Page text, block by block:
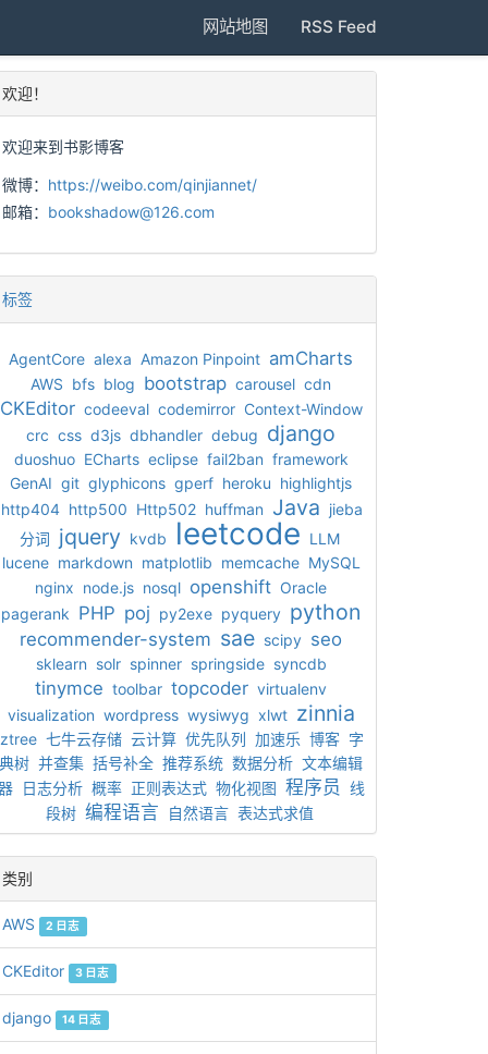
网站地图 RSS Feed
欢迎！
欢迎来到书影博客
微博： https://weibo.com/qinjiannet/
邮箱： bookshadow@126.com
标签
AgentCore alexa Amazon Pinpoint amCharts
AWS bfs blog bootstrap carousel cdn
CKEditor codeeval codemirror Context-Window
crc css d3js dbhandler debug django
duoshuo ECharts eclipse fail2ban framework
GenAI git glyphicons gperf heroku highlightjs
http404 http500 Http502 huffman Java jieba
分词 jquery kvdb leetcode LLM
lucene markdown matplotlib memcache MySQL
nginx node.js nosql openshift Oracle
pagerank PHP poj py2exe pyquery python
recommender-system sae scipy seo
sklearn solr spinner springside syncdb
tinymce toolbar topcoder virtualenv
visualization wordpress wysiwyg xlwt zinnia
ztree 七牛云存储 云计算 优先队列 加速乐 博客 字
典树 并查集 括号补全 推荐系统 数据分析 文本编辑
日志分析 概率 正则表达式 物化视图 程序员 线
段树 编程语言 自然语言 表达式求值
类别
AWS 2 日志
CKEditor 3 日志
django 14 日志